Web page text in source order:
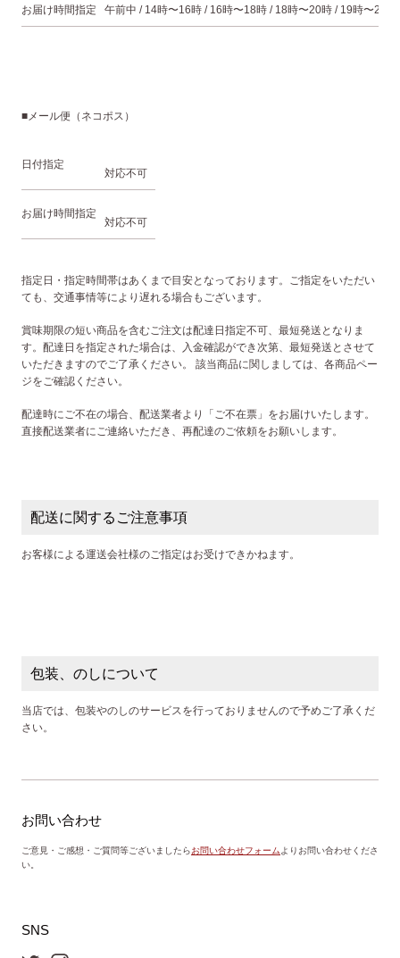
お届け時間指定 午前中 / 14時〜16時 / 16時〜18時 / 18時〜20時 / 19時〜21時
■メール便（ネコポス）
日付指定
対応不可
お届け時間指定
対応不可
指定日・指定時間帯はあくまで目安となっております。ご指定をいただい
ても、交通事情等により遅れる場合もございます。
賞味期限の短い商品を含むご注文は配達日指定不可、最短発送となりま
す。配達日を指定された場合は、入金確認ができ次第、最短発送とさせて
いただきますのでご了承ください。
該当商品に関しましては、 各商品ペー
ジをご確認ください。
配達時にご不在の場合、配送業者より「ご不在票」をお届けいたします。
直接配送業者にご連絡いただき、再配達のご依頼をお願いします。
配送に関するご注意事項
お客様による運送会社様のご指定はお受けできかねます。
包装、のしについて
当店では、包装やのしのサービスを行っておりませんので予めご了承くだ
さい。
お問い合わせ
ご意見・ご感想・ご質問等ございましたらお問い合わせフォーム よりお問い合わせくださ
い。
SNS